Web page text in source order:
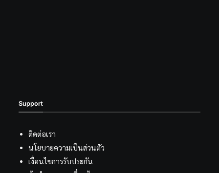
Support
ติดต่อเรา
นโยบายความเป็นส่วนตัว
เงื่อนไขการรับประกัน